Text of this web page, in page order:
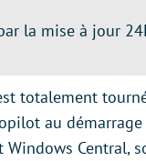
la mise à jour
totalement
au
Central,